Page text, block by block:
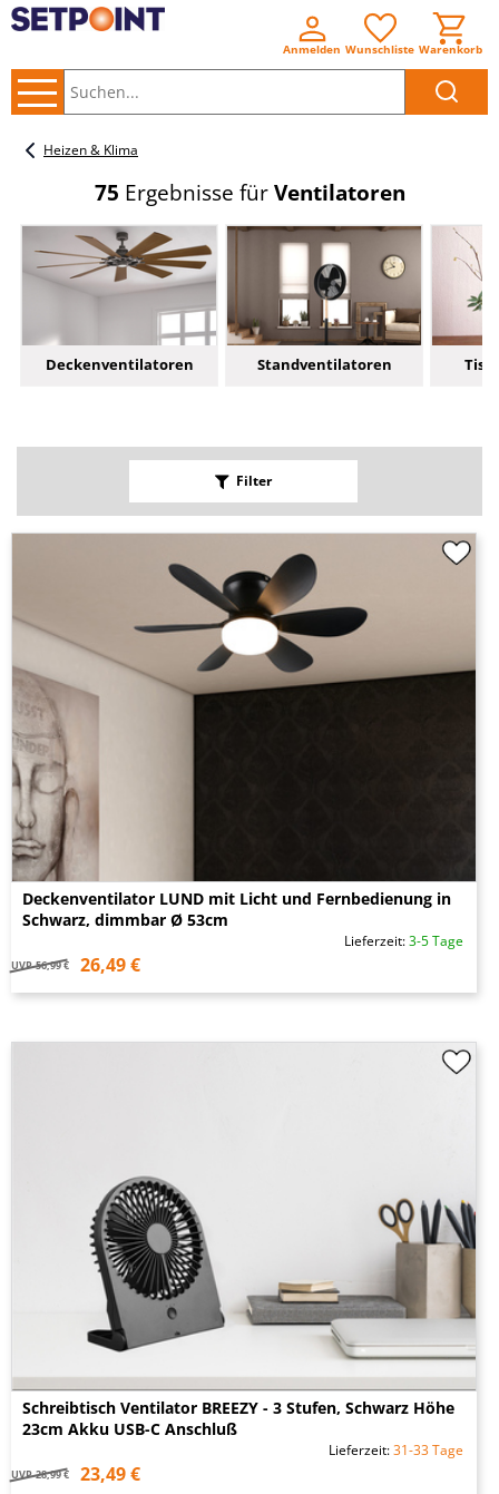
Anmelden Wunschliste Warenkorb
Heizen & Klima
75 Ergebnisse für Ventilatoren
Deckenventilatoren Standventilatoren
Filter
Deckenventilator LUND mit Licht und Fernbedienung in
Schwarz, dimmbar Ø 53cm
Lieferzeit:3-5 Tage
UVP 56,99 € 26,49 €
Schreibtisch Ventilator BREEZY - 3 Stufen, Schwarz Höhe
23cm Akku USB-C Anschluß
Lieferzeit:31-33 Tage
UVP 28,99 € 23,49 €